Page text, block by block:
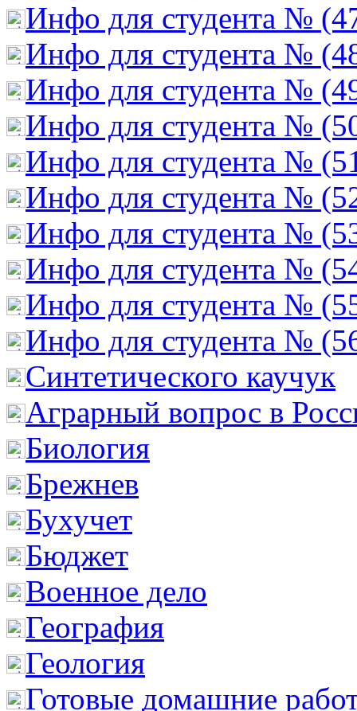
Инфо для студента №
Инфо для студента №
Инфо для студента №
Инфо для студента №
Инфо для студента №
Инфо для студента №
Инфо для студента №
Инфо для студента №
Инфо для студента №
Инфо для студента №
Cинтетического каучук
Аграрный вопрос в
Биология
Брежнев
Бухучет
Бюджет
Военное дело
География
Геология
Готовые домашние